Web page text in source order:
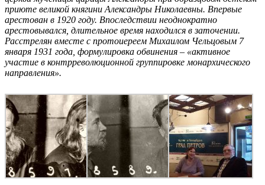
приюте великой княгини Александры Николаевны. Впервые
арестован в 1920 году. Впоследствии неоднократно
арестовывался, длительное время находился в заточении.
Расстрелян вместе с протоиереем Михаилом Чельцовым 7
января 1931 года, формулировка обвинения – «активное
участие в контрреволюционной группировке монархического
направления».